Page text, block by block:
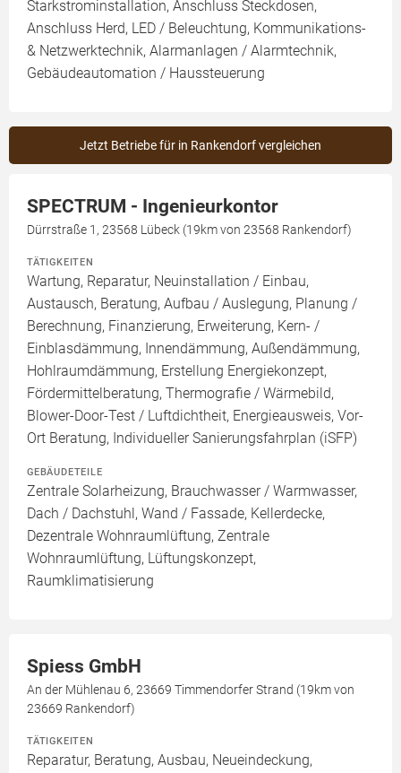
Starkstrominstallation, Anschluss Steckdosen,
Anschluss Herd, LED / Beleuchtung, Kommunikations-
& Netzwerktechnik, Alarmanlagen / Alarmtechnik,
Gebäudeautomation / Haussteuerung
Jetzt Betriebe für in Rankendorf vergleichen
SPECTRUM - Ingenieurkontor
Dürrstraße 1, 23568 Lübeck (19km von 23568 Rankendorf)
TÄTIGKEITEN
Wartung, Reparatur, Neuinstallation / Einbau,
Austausch, Beratung, Aufbau / Auslegung, Planung /
Berechnung, Finanzierung, Erweiterung, Kern- /
Einblasdämmung, Innendämmung, Außendämmung,
Hohlraumdämmung, Erstellung Energiekonzept,
Fördermittelberatung, Thermografie / Wärmebild,
Blower-Door-Test / Luftdichtheit, Energieausweis, Vor-
Ort Beratung, Individueller Sanierungsfahrplan (iSFP)
GEBÄUDETEILE
Zentrale Solarheizung, Brauchwasser / Warmwasser,
Dach / Dachstuhl, Wand / Fassade, Kellerdecke,
Dezentrale Wohnraumlüftung, Zentrale
Wohnraumlüftung, Lüftungskonzept,
Raumklimatisierung
Spiess GmbH
An der Mühlenau 6, 23669 Timmendorfer Strand (19km von
23669 Rankendorf)
TÄTIGKEITEN
Reparatur, Beratung, Ausbau, Neueindeckung,